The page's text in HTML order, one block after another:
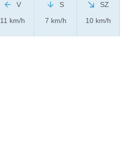
V
11 km/h
S
7 km/h
SZ
10 km/h